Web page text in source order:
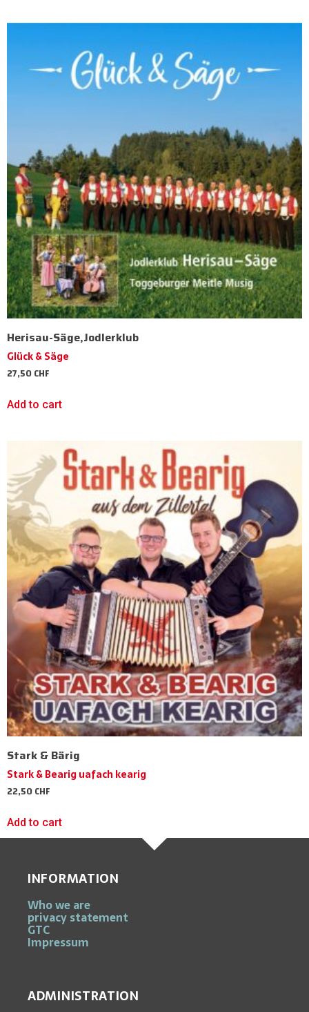
Herisau-Säge,Jodlerklub
Glück & Säge
27,50CHF
Add to cart
Stark & Bärig
Stark & Bearig uafach kearig
22,50CHF
Add to cart
INFORMATION
Who we are
privacy statement
GTC
Impressum
ADMINISTRATION